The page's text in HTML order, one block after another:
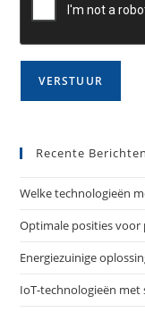
Recente Berichten
Welke technologieën
Optimale posities voor
Energiezuinige
IoT-technologieën met